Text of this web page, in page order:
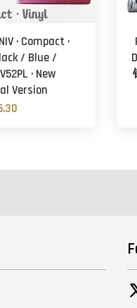
· Compact ·
/ Blue /
· New
Version